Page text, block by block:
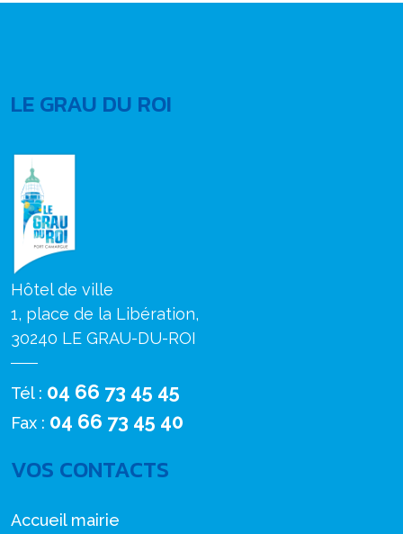
LE GRAU DU ROI
Hôtel de ville
1, place de la Libération,
30240 LE GRAU-DU-ROI
Tél : 04 66 73 45 45
Fax : 04 66 73 45 40
VOS CONTACTS
Accueil mairie